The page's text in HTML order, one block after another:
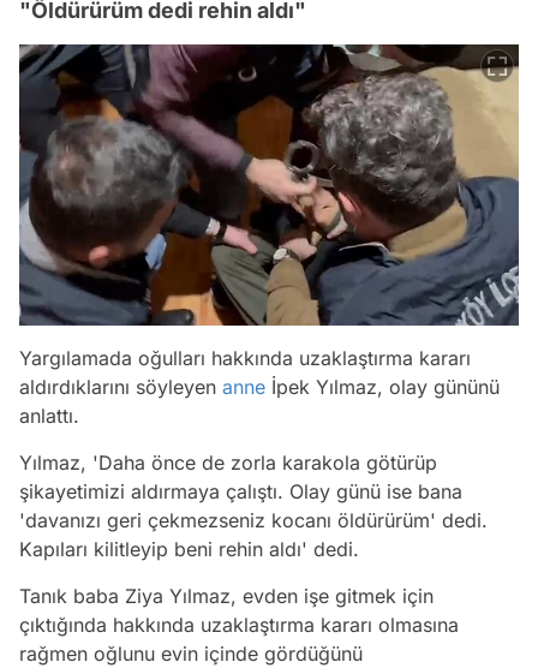
"Öldürürüm dedi rehin aldı"
Yargılamada oğulları hakkında uzaklaştırma kararı
aldırdıklarını söyleyen anne İpek Yılmaz, olay gününü
anlattı.
Yılmaz, 'Daha önce de zorla karakola götürüp
şikayetimizi aldırmaya çalıştı. Olay günü ise bana
'davanızı geri çekmezseniz kocanı öldürürüm' dedi.
Kapıları kilitleyip beni rehin aldı' dedi.
Tanık baba Ziya Yılmaz, evden işe gitmek için
çıktığında hakkında uzaklaştırma kararı olmasına
rağmen oğlunu evin içinde gördüğünü